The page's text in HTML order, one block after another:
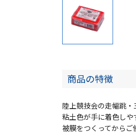
商品の特徴
陸上競技会の走幅跳・
粘土色が手に着色し
被膜をつくってからご